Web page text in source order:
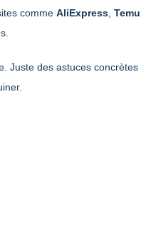
commeAliExpress ,Temu
Juste des astuces concrètes